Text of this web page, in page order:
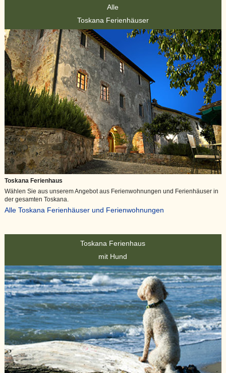
Alle
Toskana Ferienhäuser
Toskana Ferienhaus
Wählen Sie aus unserem Angebot aus Ferienwohnungen und Ferienhäuser in
der gesamten Toskana.
Alle Toskana Ferienhäuser und Ferienwohnungen
Toskana Ferienhaus
mit Hund